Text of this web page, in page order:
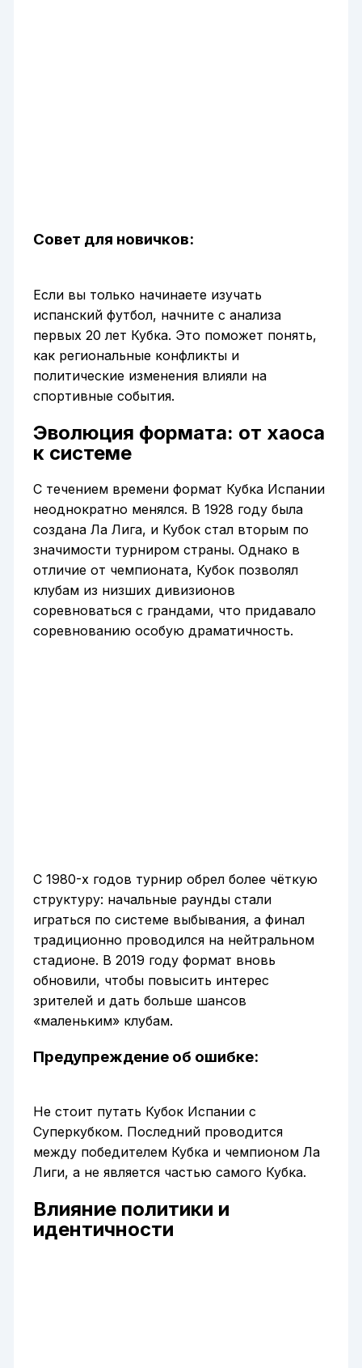
Совет для новичков:
Если вы только начинаете изучать
испанский футбол, начните с анализа
первых 20 лет Кубка. Это поможет понять,
как региональные конфликты и
политические изменения влияли на
спортивные события.
Эволюция формата: от хаоса
к системе
С течением времени формат Кубка Испании
неоднократно менялся. В 1928 году была
создана Ла Лига, и Кубок стал вторым по
значимости турниром страны. Однако в
отличие от чемпионата, Кубок позволял
клубам из низших дивизионов
соревноваться с грандами, что придавало
соревнованию особую драматичность.
С 1980-х годов турнир обрел более чёткую
структуру: начальные раунды стали
играться по системе выбывания, а финал
традиционно проводился на нейтральном
стадионе. В 2019 году формат вновь
обновили, чтобы повысить интерес
зрителей и дать больше шансов
«маленьким» клубам.
Предупреждение об ошибке:
Не стоит путать Кубок Испании с
Суперкубком. Последний проводится
между победителем Кубка и чемпионом Ла
Лиги, а не является частью самого Кубка.
Влияние политики и
идентичности